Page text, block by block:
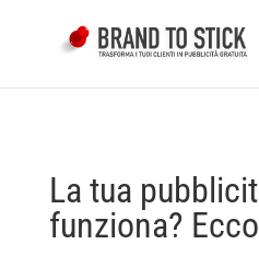
La tua
funziona?